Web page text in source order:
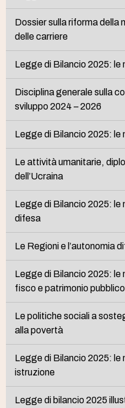
Dossier sulla riforma
delle carriere
Legge di Bilancio 2025: le
Disciplina generale sulla
sviluppo 2024 – 2026
Legge di Bilancio 2025: le
Le attività umanitarie,
dell’Ucraina
Legge di Bilancio 2025: le
difesa
Le Regioni e l’autonomia
Legge di Bilancio 2025: le
fisco e patrimonio pubblico
Le politiche sociali a
alla povertà
Legge di Bilancio 2025: le
istruzione
Legge di bilancio 2025